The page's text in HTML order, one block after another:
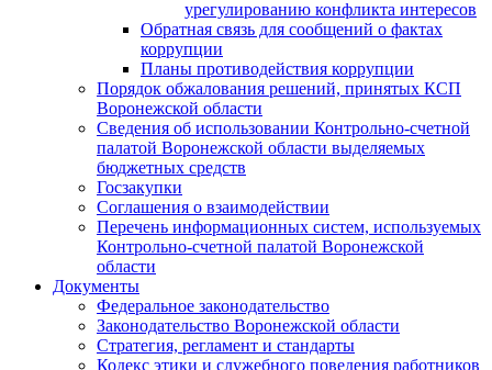
урегулированию конфликта интересов
Обратная связь для сообщений о фактах
коррупции
Планы противодействия коррупции
Порядок обжалования решений, принятых КСП
Воронежской области
Сведения об использовании Контрольно-счетной
палатой Воронежской области выделяемых
бюджетных средств
Госзакупки
Соглашения о взаимодействии
Перечень информационных систем, используемых
Контрольно-счетной палатой Воронежской
области
Документы
Федеральное законодательство
Законодательство Воронежской области
Стратегия, регламент и стандарты
Кодекс этики и служебного поведения работников